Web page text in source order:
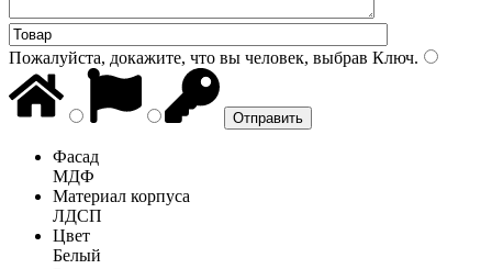
Пожалуйста, докажите, что вы человек, выбрав Ключ.
Фасад
МДФ
Материал корпуса
ЛДСП
Цвет
Белый